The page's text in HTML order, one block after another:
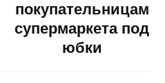
покупательницам
супермаркета под
юбки